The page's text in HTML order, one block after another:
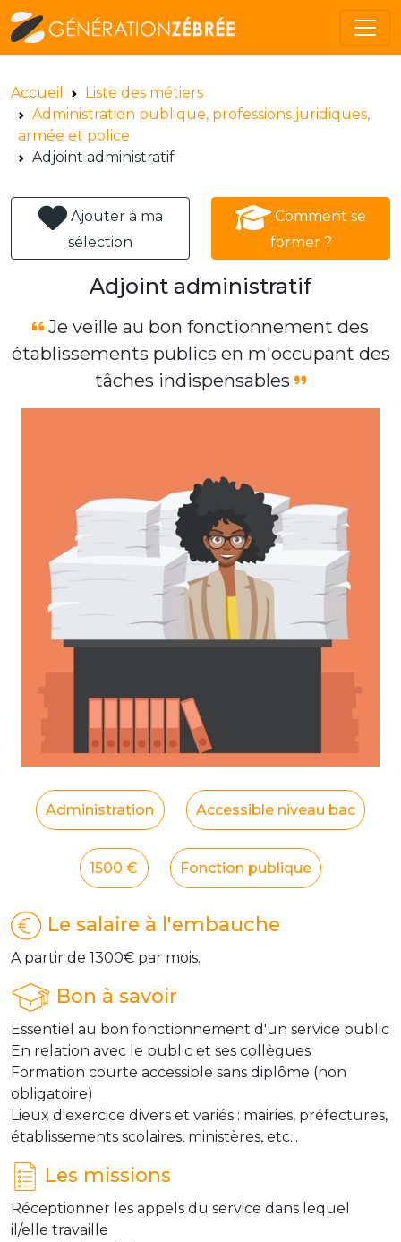
Accueil
Liste des métiers
Administration publique, professions juridiques,
armée et police
Adjoint administratif
Ajouter à ma
sélection
Comment se
former ?
Adjoint administratif
Je veille au bon fonctionnement des
établissements publics en m'occupant des
tâches indispensables
Administration Accessible niveau bac
1500 € Fonction publique
Le salaire à l'embauche
A partir de 1300€ par mois.
Bon à savoir
Essentiel au bon fonctionnement d'un service public
En relation avec le public et ses collègues
Formation courte accessible sans diplôme (non
obligatoire)
Lieux d'exercice divers et variés : mairies, préfectures,
établissements scolaires, ministères, etc...
Les missions
Réceptionner les appels du service dans lequel
il/elle travaille